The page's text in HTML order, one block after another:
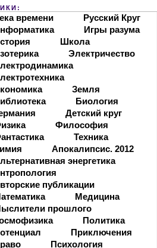
времени
Русский Круг
Игры разума
Школа
Электричество
Земля
Биология
Детский круг
Философия
Техника
Апокалипсис. 2012
энергетика
публикации
Медицина
прошлого
Политика
Приключения
Психология